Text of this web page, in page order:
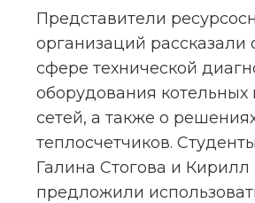
Представители
организаций рассказали
сфере технической
оборудования котельных
сетей, а также о
теплосчетчиков.
Галина Стогова и Кирилл
предложили